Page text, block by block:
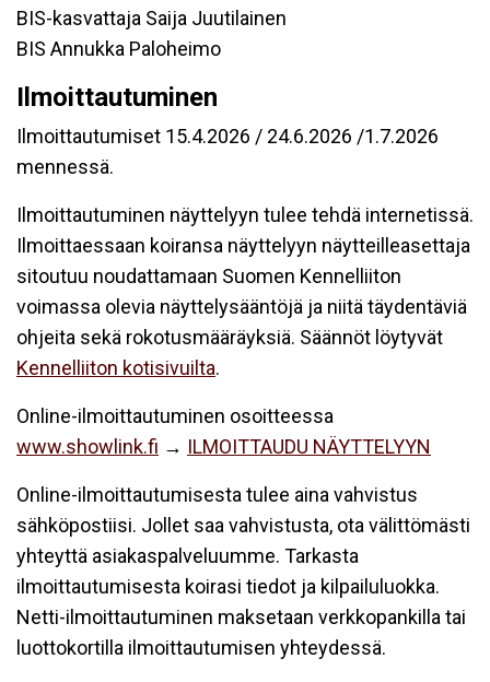
BIS-kasvattaja Saija Juutilainen
BIS Annukka Paloheimo
Ilmoittautuminen
Ilmoittautumiset 15.4.2026 / 24.6.2026 /1.7.2026
mennessä.
Ilmoittautuminen näyttelyyn tulee tehdä internetissä.
Ilmoittaessaan koiransa näyttelyyn näytteilleasettaja
sitoutuu noudattamaan Suomen Kennelliiton
voimassa olevia näyttelysääntöjä ja niitä täydentäviä
ohjeita sekä rokotusmääräyksiä. Säännöt löytyvät
Kennelliiton kotisivuilta.
Online-ilmoittautuminen osoitteessa
www.showlink.fi → ILMOITTAUDU NÄYTTELYYN
Online-ilmoittautumisesta tulee aina vahvistus
sähköpostiisi. Jollet saa vahvistusta, ota välittömästi
yhteyttä asiakaspalveluumme. Tarkasta
ilmoittautumisesta koirasi tiedot ja kilpailuluokka.
Netti-ilmoittautuminen maksetaan verkkopankilla tai
luottokortilla ilmoittautumisen yhteydessä.